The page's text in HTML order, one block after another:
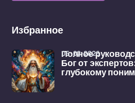
Избранное
Полное
Бог от
глубокому
06-02-2026